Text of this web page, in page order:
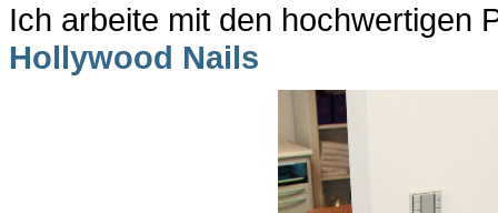
Ich arbeite mit den hochwertigen
Hollywood Nails